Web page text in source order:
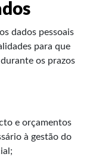
dados pessoais
para que
os prazos
e orçamentos
à gestão do